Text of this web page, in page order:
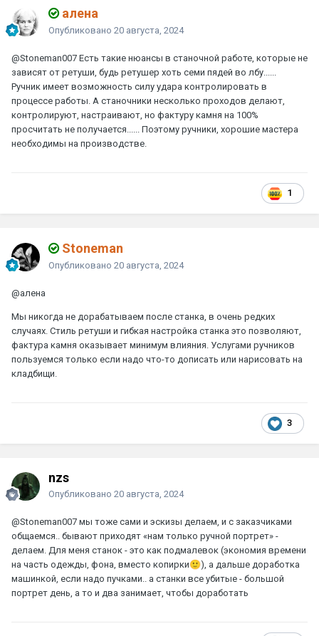
алена
Опубликовано 20 августа, 2024
@Stoneman007 Есть такие нюансы в станочной работе, которые не
зависят от ретуши, будь ретушер хоть семи пядей во лбу......
Ручник имеет возможность силу удара контролировать в
процессе работы. А станочники несколько проходов делают,
контролируют, настраивают, но фактуру камня на 100%
просчитать не получается...... Поэтому ручники, хорошие мастера
необходимы на производстве.
1
Stoneman
Опубликовано 20 августа, 2024
@алена
Мы никогда не дорабатываем после станка, в очень редких
случаях. Стиль ретуши и гибкая настройка станка это позволяют,
фактура камня оказывает минимум влияния. Услугами ручников
пользуемся только если надо что-то дописать или нарисовать на
кладбищи.
3
nzs
Опубликовано 20 августа, 2024
@Stoneman007 мы тоже сами и эскизы делаем, и с заказчиками
общаемся.. бывают приходят «нам только ручной портрет» -
делаем. Для меня станок - это как подмалевок (экономия времени
на часть одежды, фона, вместо копирки🙂), а дальше доработка
машинкой, если надо пучками.. а станки все убитые - большой
портрет день, а то и два занимает, чтобы доработать